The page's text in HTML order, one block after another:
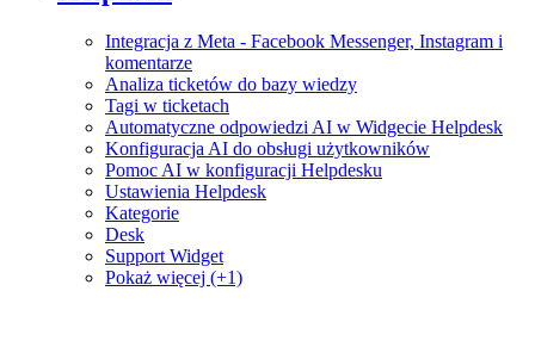
Integracja z Meta - Facebook Messenger, Instagram i
komentarze
Analiza ticketów do bazy wiedzy
Tagi w ticketach
Automatyczne odpowiedzi AI w Widgecie Helpdesk
Konfiguracja AI do obsługi użytkowników
Pomoc AI w konfiguracji Helpdesku
Ustawienia Helpdesk
Kategorie
Desk
Support Widget
Pokaż więcej (+1)